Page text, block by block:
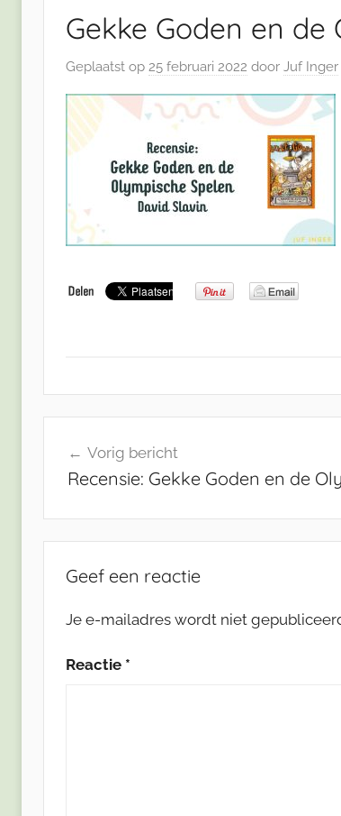
Gekke Goden en de
Geplaatst op 25 februari 2022 door Juf Inger
navigatie
Vorig bericht
Recensie: Gekke Goden en de
Geef een reactie
Je e-mailadres wordt niet
Reactie *